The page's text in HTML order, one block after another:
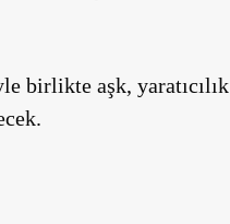
birlikte aşk, yaratıcılık